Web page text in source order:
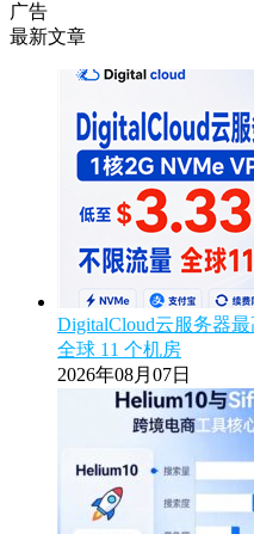
广告
最新文章
DigitalCloud云服务器
全球 11 个机房
2026年08月07日